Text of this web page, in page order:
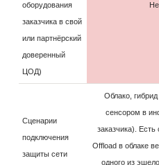
оборудования
заказчика в свой
или партнёрский
доверенный
ЦОД)
Сценарии
подключения
защиты сети
Облако,
сенсором в
заказчика).
Offload в облаке
одного из